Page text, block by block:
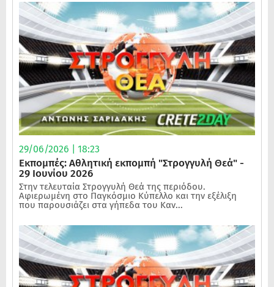
29/06/2026 | 18:23
Εκπομπές: Αθλητική εκπομπή "Στρογγυλή Θεά" -
29 Ιουνίου 2026
Στην τελευταία Στρογγυλή Θεά της περιόδου.
Αφιερωμένη στο Παγκόσμιο Κύπελλο και την εξέλιξη
που παρουσιάζει στα γήπεδα του Καν...